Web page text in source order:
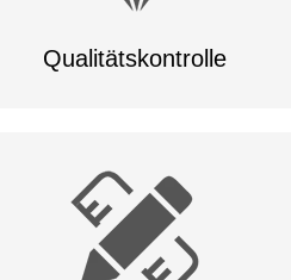
Qualitätskontrolle